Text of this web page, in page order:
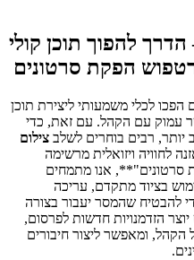
להפוך תוכן קולי
הפקת סרטונים
הפכו לכלי משמעותי ליצירת תוכן
עמוק עם הקהל. עם זאת, כדי
רבים בוחרים לשלב צילום
לחוויה ויזואלית מרשימה
סרטונים"**, אנו מתמחים
בציוד מתקדם, עריכה
להבטיח שהמסר יעבור בצורה
הזדמנויות חדשות לפרסום,
הקהל, ומאפשר ליצור חיבורים